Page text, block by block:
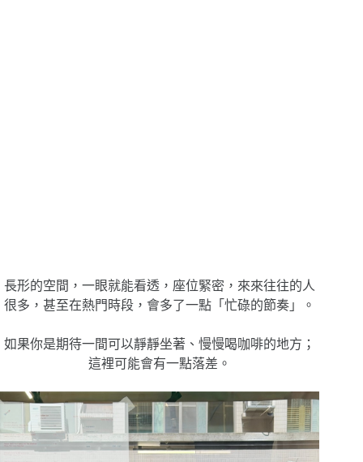
長形的空間，一眼就能看透，座位緊密，來來往往的人
很多，甚至在熱門時段，會多了一點「忙碌的節奏」。
如果你是期待一間可以靜靜坐著、慢慢喝咖啡的地方；
這裡可能會有一點落差。